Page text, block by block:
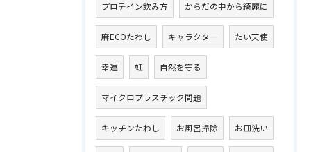
プロテイン飲み方 からだの中から綺麗に
麻ECOたわし キャラクター たい天使
幸運 虹 自然を守る
マイクロプラスチック問題
キッチンたわし お風呂掃除 お皿洗い